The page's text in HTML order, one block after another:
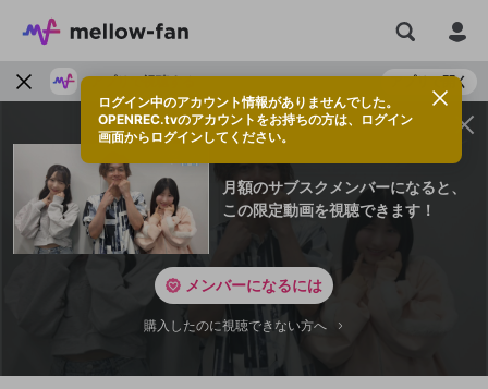
アプリで視聴する アプリで開く
月額のサブスクメンバーになると、
この限定動画を視聴できます！
メンバーになるには
購入したのに視聴できない方へ
ログイン中のアカウント情報がありませんでした。
OPENREC.tvのアカウントをお持ちの方は、ログイン
画面からログインしてください。